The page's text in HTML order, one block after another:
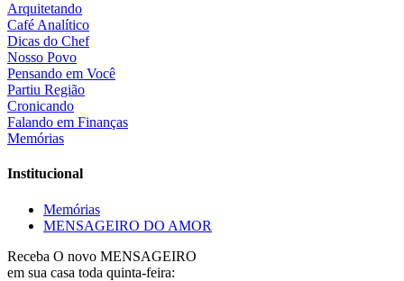
Arquitetando
Café Analítico
Dicas do Chef
Nosso Povo
Pensando em Você
Partiu Região
Cronicando
Falando em Finanças
Memórias
Institucional
Memórias
MENSAGEIRO DO AMOR
Receba O novo MENSAGEIRO
em sua casa toda quinta-feira: